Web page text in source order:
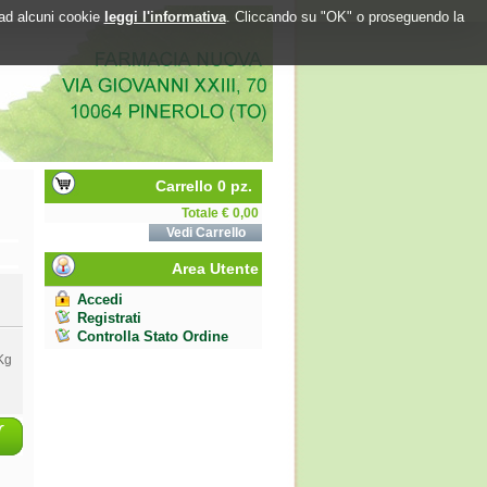
alcuni cookie leggi l'informativa. Cliccando su "OK" o proseguendo la
Carrello 0 pz.
Totale € 0,00
Vedi Carrello
Area Utente
Accedi
Registrati
Controlla Stato Ordine